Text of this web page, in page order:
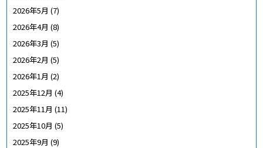
2026年5月 (7)
2026年4月 (8)
2026年3月 (5)
2026年2月 (5)
2026年1月 (2)
2025年12月 (4)
2025年11月 (11)
2025年10月 (5)
2025年9月 (9)